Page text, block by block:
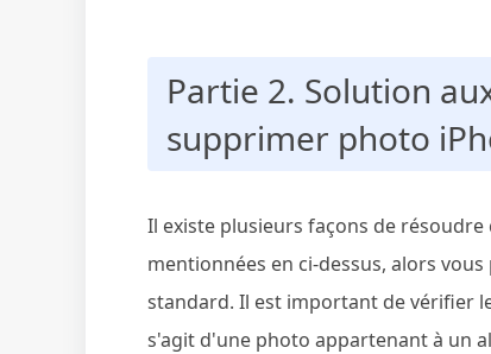
Partie 2. Solution
supprimer photo
Il existe plusieurs façons de
mentionnées en ci-dessus, alors
standard. Il est important de vérifier
s'agit d'une photo appartenant à un